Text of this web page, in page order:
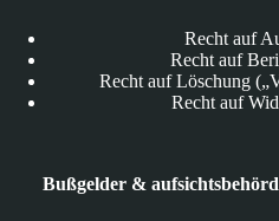
Recht auf
Recht auf
Recht auf Löschung
Recht auf
Bußgelder &